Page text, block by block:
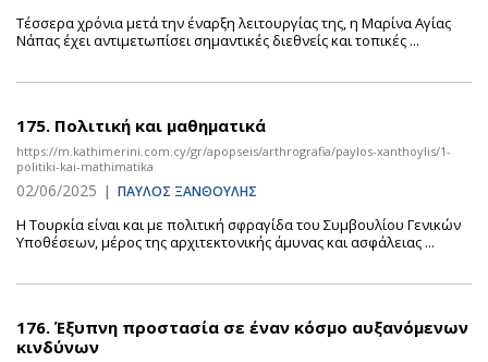
Τέσσερα χρόνια μετά την έναρξη λειτουργίας της, η Μαρίνα Αγίας
Νάπας έχει αντιμετωπίσει σημαντικές διεθνείς και τοπικές ...
175. Πολιτική και μαθηματικά
https://m.kathimerini.com.cy/gr/apopseis/arthrografia/paylos-xanthoylis/1-
politiki-kai-mathimatika
02/06/2025 | ΠΑΥΛΟΣ ΞΑΝΘΟΥΛΗΣ
Η Τουρκία είναι και με πολιτική σφραγίδα του Συμβουλίου Γενικών
Υποθέσεων, μέρος της αρχιτεκτονικής άμυνας και ασφάλειας ...
176. Έξυπνη προστασία σε έναν κόσμο αυξανόμενων
κινδύνων